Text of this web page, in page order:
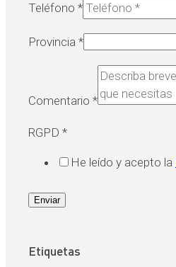
Teléfono *
Provincia *
Comentario *
RGPD *
He leído y acepto la
Enviar
Etiquetas